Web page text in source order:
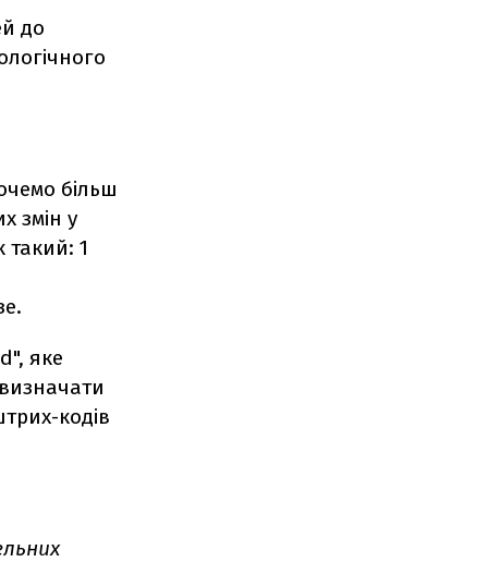
до
більш
змін у
такий: 1
яке
кодів